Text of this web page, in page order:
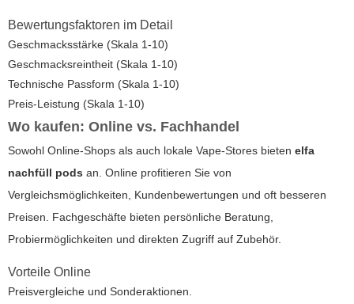
Bewertungsfaktoren im Detail
Geschmacksstärke (Skala 1-10)
Geschmacksreintheit (Skala 1-10)
Technische Passform (Skala 1-10)
Preis-Leistung (Skala 1-10)
Wo kaufen: Online vs. Fachhandel
Sowohl Online-Shops als auch lokale Vape-Stores bieten elfa
nachfüll pods an. Online profitieren Sie von
Vergleichsmöglichkeiten, Kundenbewertungen und oft besseren
Preisen. Fachgeschäfte bieten persönliche Beratung,
Probiermöglichkeiten und direkten Zugriff auf Zubehör.
Vorteile Online
Preisvergleiche und Sonderaktionen.